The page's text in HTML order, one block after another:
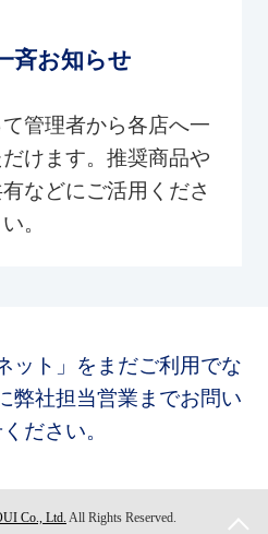
斉お知らせ
管理者から各店へ一
けます。推奨商品や
などにご活用くださ
い。
ット」をまだご利用でな
弊社担当営業までお問い
ださい。
Co., Ltd. All Rights Reserved.